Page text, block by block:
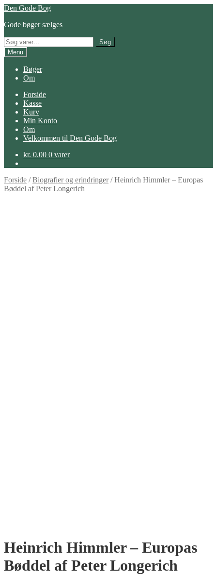
Spring
navigation
Spring
indhold
Den Gode Bog
Gode bøger sælges
Søg
efter:
Søg
Menu
Bøger
Om
Forside
Kasse
Kurv
Min Konto
Om
Velkommen til Den Gode Bog
kr. 0.00 0 varer
Forside /Biografier og erindringer/Heinrich Himmler – Europas
Bøddel af Peter Longerich
Heinrich Himmler – Europas
Bøddel af Peter Longerich